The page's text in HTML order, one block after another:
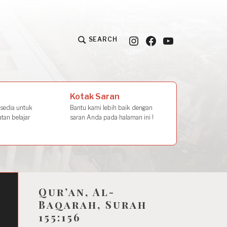
SEARCH Instagram
FacebookYouTube
untuk
belajar
Kotak Saran
Bantu kami lebih baik dengan
saran Anda pada halaman ini !
Qur’an, Al-
Baqarah, Surah
155:156